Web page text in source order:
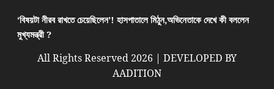
‘বিষয়টা নীরব রাখতে চেয়েছিলেন’! হাসপাতালে মিঠুন,অভিনেতাকে দেখে কী বললেন
মুখ্যমন্ত্রী ?
All Rights Reserved 2026 | DEVELOPED BY
AADITION